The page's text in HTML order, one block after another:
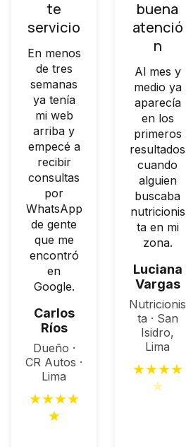
te
servicio
En menos
de tres
semanas
ya tenía
mi web
arriba y
empecé a
recibir
consultas
por
WhatsApp
de gente
que me
encontró
en
Google.
Carlos
Ríos
Dueño ·
CR Autos ·
Lima
★★★★
★
buena
atenció
n
Al mes y
medio ya
aparecía
en los
primeros
resultados
cuando
alguien
buscaba
nutricionis
ta en mi
zona.
Luciana
Vargas
Nutricionis
ta · San
Isidro,
Lima
★★★★
★